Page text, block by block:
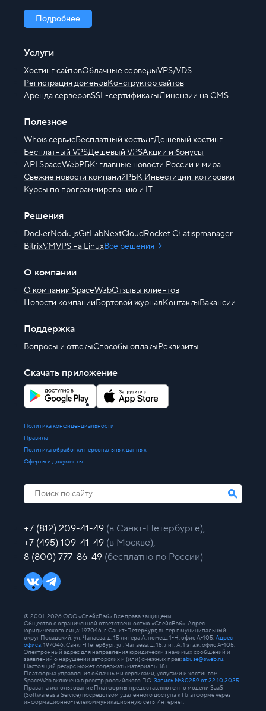
Подробнее
Услуги
Хостинг сайтовОблачные серверыVPS/VDS
Регистрация доменовКонструктор сайтов
Аренда серверовSSL-сертификатыЛицензии на CMS
Полезное
Whois сервисБесплатный хостингДешевый хостинг
Бесплатный VPSДешевый VPSАкции и бонусы
API SpaceWebРБК: главные новости России и мира
Свежие новости компанийРБК Инвестиции: котировки
Курсы по программированию и IT
Решения
DockerNode.jsGitLabNextCloudRocket.Chatispmanager
BitrixVMVPS на LinuxВсе решения
О компании
О компании SpaceWebОтзывы клиентов
Новости компанииБортовой журналКонтактыВакансии
Поддержка
Вопросы и ответыСпособы оплатыРеквизиты
Скачать приложение
Политика конфиденциальности
Правила
Политика обработки персональных данных
Оферты и документы
+7 (812) 209-41-49 (в Санкт-Петербурге),
+7 (495) 109-41-49 (в Москве),
8 (800) 777-86-49 (бесплатно по России)
© 2001-2026 ООО «СпейсВэб» Все права защищены.
Общество с ограниченной ответственностью «СпейсВэб». Адрес
юридического лица: 197046, г. Санкт-Петербург, вн.тер.г. муниципальный
округ Посадский, ул. Чапаева, д. 15 литера А, помещ. 1-Н, офис А-105. Адрес
офиса: 197046, Санкт-Петербург, ул. Чапаева, д. 15, лит. А, 1 этаж, офис А-105.
Электронный адрес для направления юридически значимых сообщений и
заявлений о нарушении авторских и (или) смежных прав:abuse@sweb.ru
Настоящий ресурс может содержать материалы 18+.
Платформа управления облачными сервисами, услугами и хостингом
SpaceWeb включена в реестр российского ПО. Запись №30259 от 22.10.2025.
Права на использование Платформы предоставляются по модели SaaS
(Software as a Service) посредством удаленного доступа к Платформе через
информационно-телекоммуникационную сеть Интернет.